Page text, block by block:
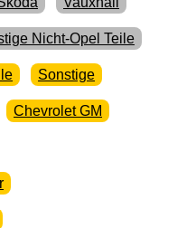
Nicht-Opel Teile
Sonstige
Chevrolet GM